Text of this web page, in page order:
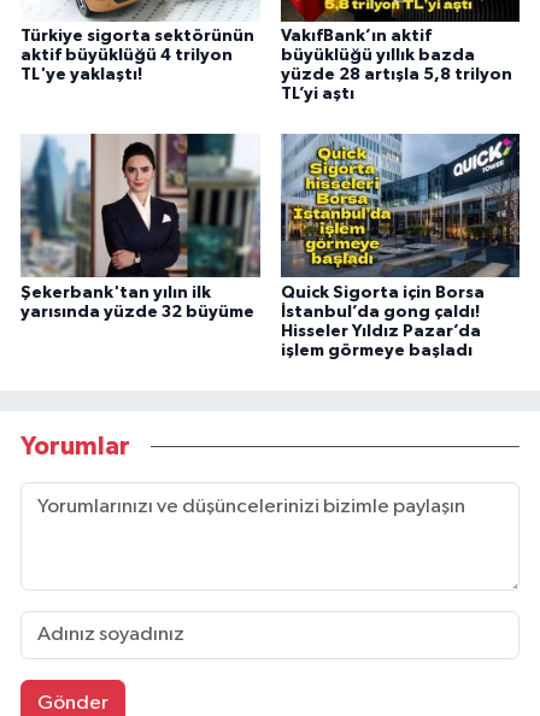
Türkiye sigorta sektörünün
aktif büyüklüğü 4 trilyon
TL'ye yaklaştı!
VakıfBank’ın aktif
büyüklüğü yıllık bazda
yüzde 28 artışla 5,8 trilyon
TL’yi aştı
Şekerbank'tan yılın ilk
yarısında yüzde 32 büyüme
Quick Sigorta için Borsa
İstanbul’da gong çaldı!
Hisseler Yıldız Pazar’da
işlem görmeye başladı
Yorumlar
Gönder